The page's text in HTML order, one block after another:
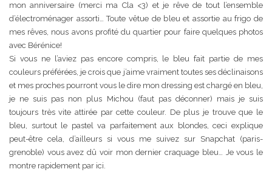
mon anniversaire (merci ma Cla <3) et je rêve de tout l’ensemble
d’électroménager assorti… Toute vêtue de bleu et assortie au frigo de
mes rêves, nous avons profité du quartier pour faire quelques photos
avec Bérénice!
Si vous ne l’aviez pas encore compris, le bleu fait partie de mes
couleurs préférées, je crois que j’aime vraiment toutes ses déclinaisons
et mes proches pourront vous le dire mon dressing est chargé en bleu,
je ne suis pas non plus Michou (faut pas déconner) mais je suis
toujours très vite attirée par cette couleur. De plus je trouve que le
bleu, surtout le pastel va parfaitement aux blondes, ceci explique
peut-être cela, d’ailleurs si vous me suivez sur Snapchat (paris-
grenoble) vous avez dû voir mon dernier craquage bleu… Je vous le
montre rapidement par ici.